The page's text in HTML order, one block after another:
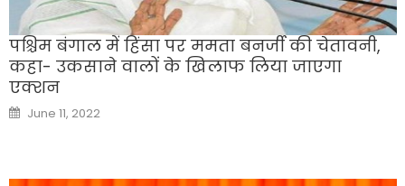
पश्चिम बंगाल में हिंसा पर ममता बनर्जी की चेतावनी,
कहा- उकसाने वालों के खिलाफ लिया जाएगा
एक्शन
Posted
on
June 11, 2022